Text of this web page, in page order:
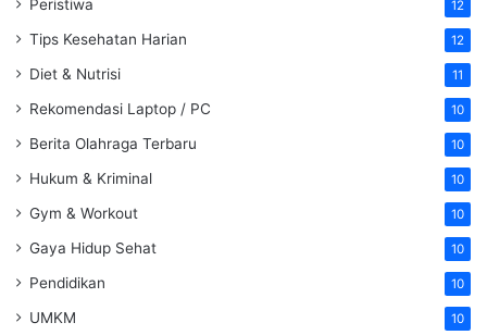
Peristiwa 12
Tips Kesehatan Harian 12
Diet & Nutrisi 11
Rekomendasi Laptop / PC 10
Berita Olahraga Terbaru 10
Hukum & Kriminal 10
Gym & Workout 10
Gaya Hidup Sehat 10
Pendidikan 10
UMKM 10